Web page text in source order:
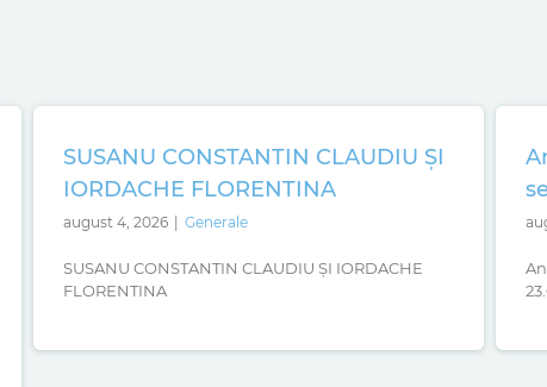
SUSANU CONSTANTIN CLAUDIU ȘI
IORDACHE FLORENTINA
august 4, 2026 Generale
SUSANU CONSTANTIN CLAUDIU ȘI IORDACHE
FLORENTINA